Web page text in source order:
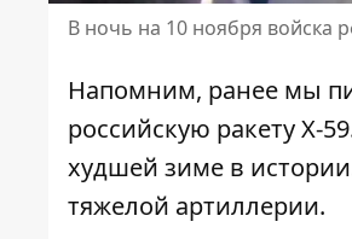
В ночь на 10 ноября войска
Напомним, ранее мы
российскую ракету Х-59
худшей зиме в
тяжелой артиллерии.